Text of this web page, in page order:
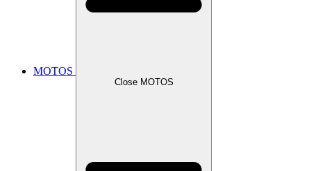
MOTOS
Close MOTOS